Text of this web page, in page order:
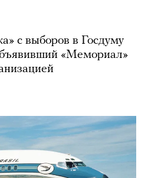
с выборов в Госдуму
«Мемориал»